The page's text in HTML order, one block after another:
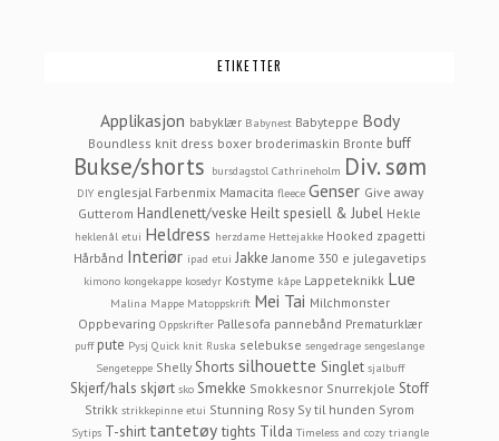
ETIKETTER
Applikasjon babyklær Babynest Babyteppe Body
Boundless knit dress boxer broderimaskin Bronte buff
Bukse/shorts bursdagstol Cathrineholm Div. søm
DIY englesjal Farbenmix Mamacita fleece Genser Give away
Gutterom Handlenett/veske Heilt spesiell & Jubel Hekle
heklenål etui Heldress herzdame Hettejakke Hooked zpagetti
Hårbånd Interiør ipad etui Jakke Janome 350 e julegavetips
kimono kongekappe kosedyr Kostyme kåpe Lappeteknikk Lue
Malina Mappe Matoppskrift Mei Tai Milchmonster
Oppbevaring Oppskrifter Pallesofa pannebånd Prematurklær
puff pute Pysj Quick knit Ruska selebukse sengedrage sengeslange
Sengeteppe Shelly Shorts silhouette Singlet sjalbuff
Skjerf/hals skjørt sko Smekke Smokkesnor Snurrekjole Stoff
Strikk strikkepinne etui Stunning Rosy Sy til hunden Syrom
Sytips T-shirt tantetøy tights Tilda Timeless and cozy triangle